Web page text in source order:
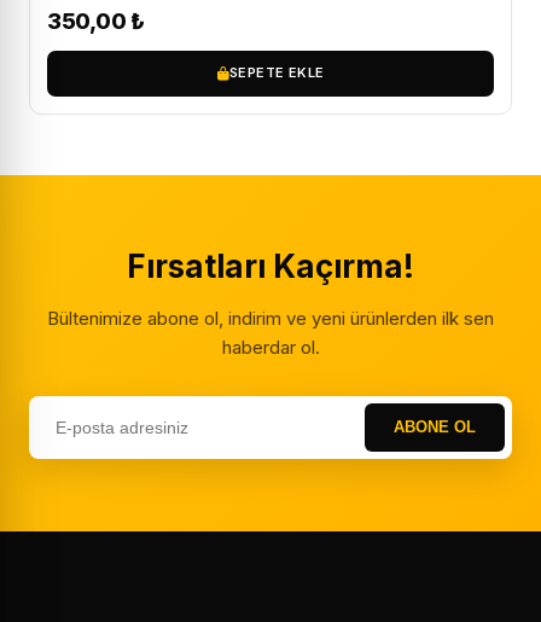
350,00 ₺
SEPETE EKLE
Fırsatları Kaçırma!
Bültenimize abone ol, indirim ve yeni ürünlerden ilk sen
haberdar ol.
ABONE OL